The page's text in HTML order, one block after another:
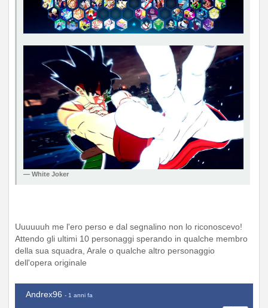
White Joker
Uuuuuuh me l'ero perso e dal segnalino non lo riconoscevo!
Attendo gli ultimi 10 personaggi sperando in qualche membro
della sua squadra, Arale o qualche altro personaggio
dell'opera originale
Andrex96 - 1 anni fa